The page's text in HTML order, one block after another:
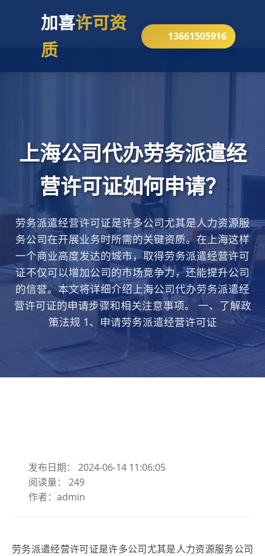
加喜许可资
质
13661505916
上海公司代办劳务派遣经
营许可证如何申请？
劳务派遣经营许可证是许多公司尤其是人力资源服
务公司在开展业务时所需的关键资质。在上海这样
一个商业高度发达的城市，取得劳务派遣经营许可
证不仅可以增加公司的市场竞争力，还能提升公司
的信誉。本文将详细介绍上海公司代办劳务派遣经
营许可证的申请步骤和相关注意事项。 一、了解政
策法规 1、申请劳务派遣经营许可证
发布日期： 2024-06-14 11:06:05
阅读量： 249
作者：admin
劳务派遣经营许可证是许多公司尤其是人力资源服务公司